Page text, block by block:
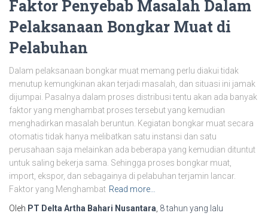
Faktor Penyebab Masalah Dalam
Pelaksanaan Bongkar Muat di
Pelabuhan
Dalam pelaksanaan bongkar muat memang perlu diakui tidak
menutup kemungkinan akan terjadi masalah, dan situasi ini jamak
dijumpai. Pasalnya dalam proses distribusi tentu akan ada banyak
faktor yang menghambat proses tersebut yang kemudian
menghadirkan masalah beruntun. Kegiatan bongkar muat secara
otomatis tidak hanya melibatkan satu instansi dan satu
perusahaan saja melainkan ada beberapa yang kemudian dituntut
untuk saling bekerja sama. Sehingga proses bongkar muat,
import, ekspor, dan sebagainya di pelabuhan terjamin lancar.
Faktor yang Menghambat Read more…
Oleh PT Delta Artha Bahari Nusantara 8 tahun yang lalu